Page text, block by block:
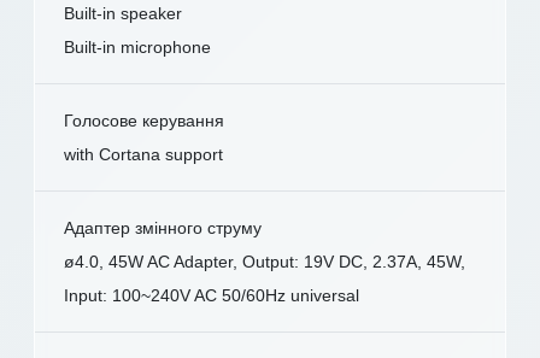
Built-in speaker
Built-in microphone
Голосове керування
with Cortana support
Адаптер змінного струму
ø4.0, 45W AC Adapter, Output: 19V DC, 2.37A, 45W,
Input: 100~240V AC 50/60Hz universal